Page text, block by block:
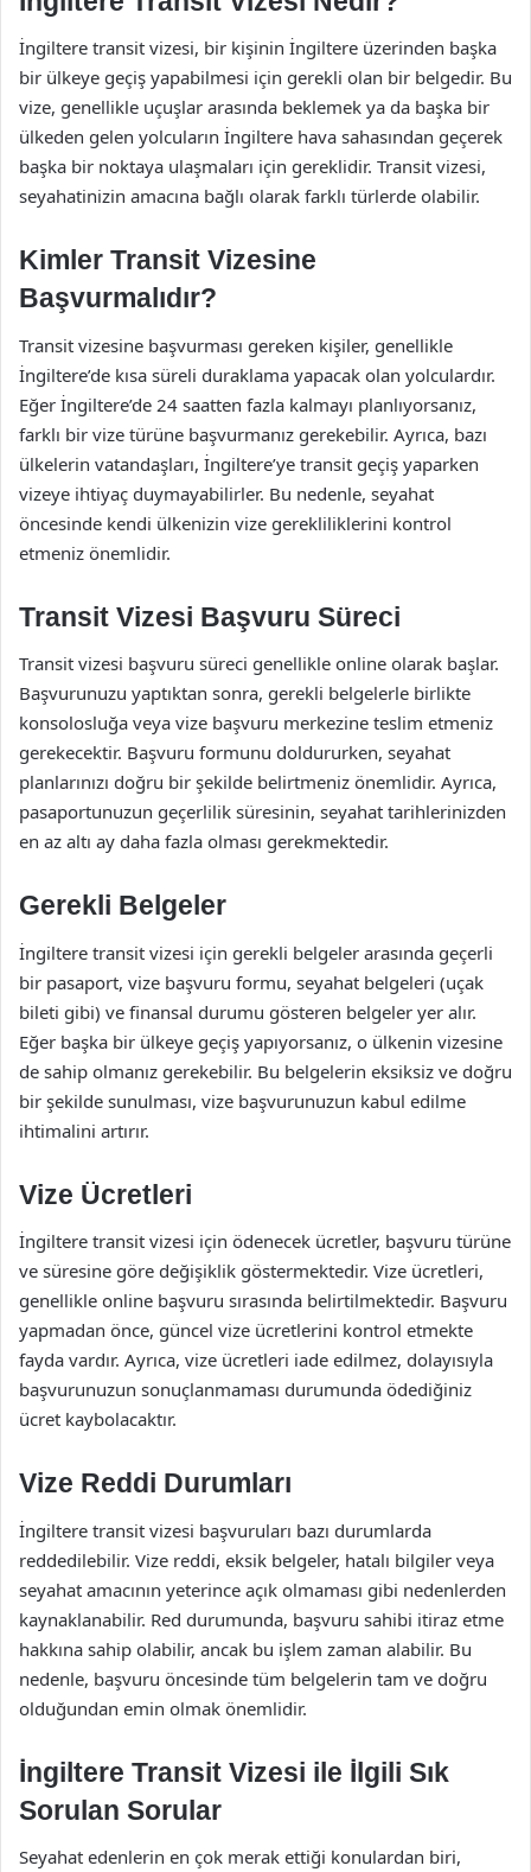
İngiltere transit vizesi, bir kişinin İngiltere üzerinden başka
bir ülkeye geçiş yapabilmesi için gerekli olan bir belgedir. Bu
vize, genellikle uçuşlar arasında beklemek ya da başka bir
ülkeden gelen yolcuların İngiltere hava sahasından geçerek
başka bir noktaya ulaşmaları için gereklidir. Transit vizesi,
seyahatinizin amacına bağlı olarak farklı türlerde olabilir.
Kimler Transit Vizesine
Başvurmalıdır?
Transit vizesine başvurması gereken kişiler, genellikle
İngiltere’de kısa süreli duraklama yapacak olan yolculardır.
Eğer İngiltere’de 24 saatten fazla kalmayı planlıyorsanız,
farklı bir vize türüne başvurmanız gerekebilir. Ayrıca, bazı
ülkelerin vatandaşları, İngiltere’ye transit geçiş yaparken
vizeye ihtiyaç duymayabilirler. Bu nedenle, seyahat
öncesinde kendi ülkenizin vize gerekliliklerini kontrol
etmeniz önemlidir.
Transit Vizesi Başvuru Süreci
Transit vizesi başvuru süreci genellikle online olarak başlar.
Başvurunuzu yaptıktan sonra, gerekli belgelerle birlikte
konsolosluğa veya vize başvuru merkezine teslim etmeniz
gerekecektir. Başvuru formunu doldururken, seyahat
planlarınızı doğru bir şekilde belirtmeniz önemlidir. Ayrıca,
pasaportunuzun geçerlilik süresinin, seyahat tarihlerinizden
en az altı ay daha fazla olması gerekmektedir.
Gerekli Belgeler
İngiltere transit vizesi için gerekli belgeler arasında geçerli
bir pasaport, vize başvuru formu, seyahat belgeleri (uçak
bileti gibi) ve finansal durumu gösteren belgeler yer alır.
Eğer başka bir ülkeye geçiş yapıyorsanız, o ülkenin vizesine
de sahip olmanız gerekebilir. Bu belgelerin eksiksiz ve doğru
bir şekilde sunulması, vize başvurunuzun kabul edilme
ihtimalini artırır.
Vize Ücretleri
İngiltere transit vizesi için ödenecek ücretler, başvuru türüne
ve süresine göre değişiklik göstermektedir. Vize ücretleri,
genellikle online başvuru sırasında belirtilmektedir. Başvuru
yapmadan önce, güncel vize ücretlerini kontrol etmekte
fayda vardır. Ayrıca, vize ücretleri iade edilmez, dolayısıyla
başvurunuzun sonuçlanmaması durumunda ödediğiniz
ücret kaybolacaktır.
Vize Reddi Durumları
İngiltere transit vizesi başvuruları bazı durumlarda
reddedilebilir. Vize reddi, eksik belgeler, hatalı bilgiler veya
seyahat amacının yeterince açık olmaması gibi nedenlerden
kaynaklanabilir. Red durumunda, başvuru sahibi itiraz etme
hakkına sahip olabilir, ancak bu işlem zaman alabilir. Bu
nedenle, başvuru öncesinde tüm belgelerin tam ve doğru
olduğundan emin olmak önemlidir.
İngiltere Transit Vizesi ile İlgili Sık
Sorulan Sorular
Seyahat edenlerin en çok merak ettiği konulardan biri,